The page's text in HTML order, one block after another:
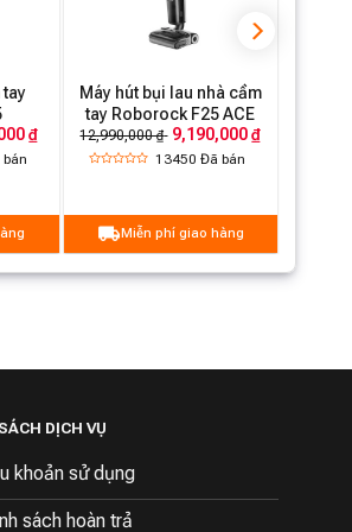
Công nghệ tách bụi 9-cyclone
Pin tháo rời, dễ thay thế
tay
₫
Máy hút bụi lau nhà cầm
tay Roborock F25 ACE
12,990,000 ₫ 9,190,000 ₫
13450Đã bán
Miễn phí giao hàng
DỊCH VỤ
khoản sử dụng
sách hoàn trả